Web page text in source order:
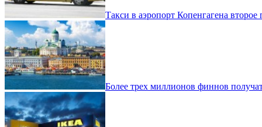
Такси в аэропорт Копенгагена
Более трех миллионов финнов